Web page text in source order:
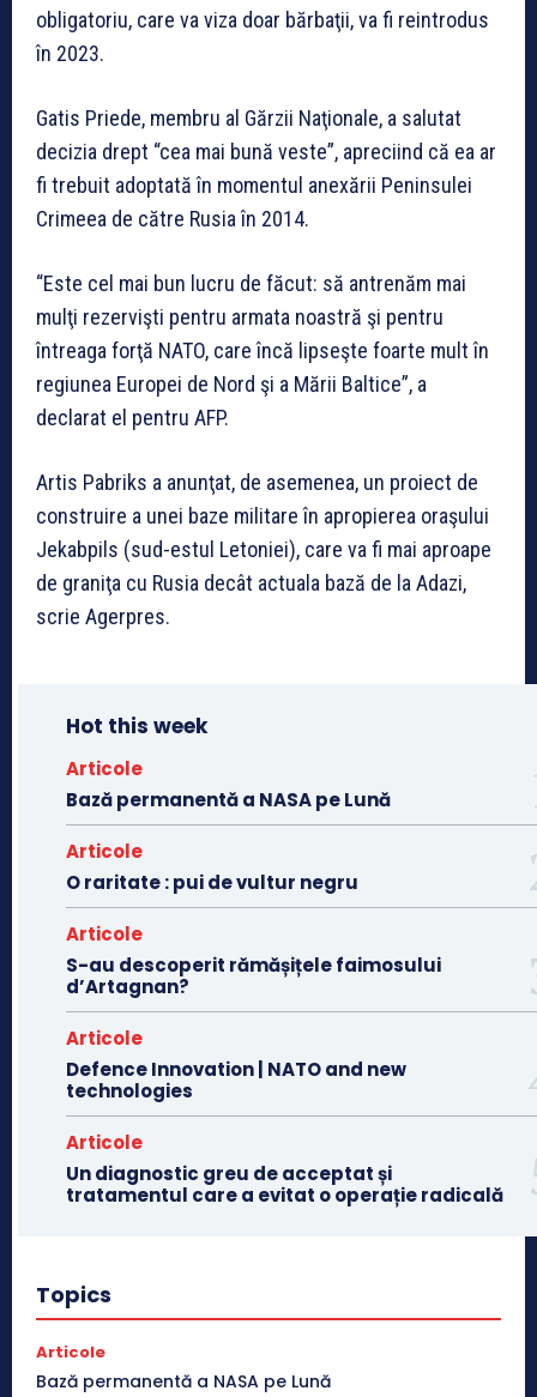
obligatoriu, care va viza doar bărbaţii, va fi reintrodus
în 2023.
Gatis Priede, membru al Gărzii Naţionale, a salutat
decizia drept “cea mai bună veste”, apreciind că ea ar
fi trebuit adoptată în momentul anexării Peninsulei
Crimeea de către Rusia în 2014.
“Este cel mai bun lucru de făcut: să antrenăm mai
mulţi rezervişti pentru armata noastră şi pentru
întreaga forţă NATO, care încă lipseşte foarte mult în
regiunea Europei de Nord şi a Mării Baltice”, a
declarat el pentru AFP.
Artis Pabriks a anunţat, de asemenea, un proiect de
construire a unei baze militare în apropierea oraşului
Jekabpils (sud-estul Letoniei), care va fi mai aproape
de graniţa cu Rusia decât actuala bază de la Adazi,
scrie Agerpres.
Hot this week
Articole
Bază permanentă a NASA pe Lună
Articole
O raritate : pui de vultur negru
Articole
S-au descoperit rămășițele faimosului
d’Artagnan?
Articole
Defence Innovation | NATO and new
technologies
Articole
Un diagnostic greu de acceptat și
tratamentul care a evitat o operație radicală
Topics
Articole
Bază permanentă a NASA pe Lună